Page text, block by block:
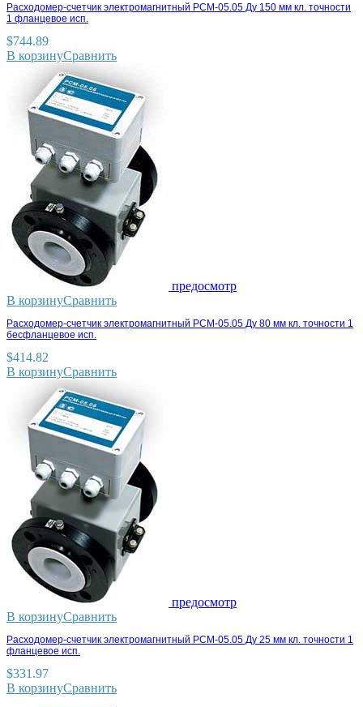
Расходомер-счетчик электромагнитный РСМ-05.05 Ду 150 мм кл. точности
1 фланцевое исп.
$744.89
В корзинуСравнить
предосмотр
В корзинуСравнить
Расходомер-счетчик электромагнитный РСМ-05.05 Ду 80 мм кл. точности 1
бесфланцевое исп.
$414.82
В корзинуСравнить
предосмотр
В корзинуСравнить
Расходомер-счетчик электромагнитный РСМ-05.05 Ду 25 мм кл. точности 1
фланцевое исп.
$331.97
В корзинуСравнить